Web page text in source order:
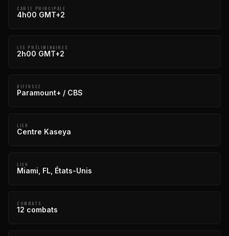
CARTE PRINCIPALE
4h00 GMT+2
LES PRÉLIMINAIRES
2h00 GMT+2
DIFFUSEZ
Paramount+ / CBS
LIEU
Centre Kaseya
LIEU
Miami, FL, États-Unis
COMBATS
12 combats